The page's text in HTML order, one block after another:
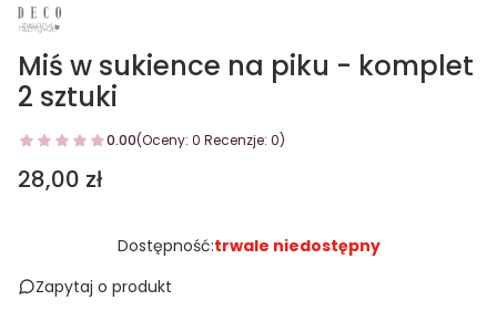
Miś w sukience na piku - komplet
2 sztuki
0.00(Oceny: 0 Recenzje: 0)
Cena
28,00 zł
Dostępność:trwale niedostępny
Zapytaj o produkt